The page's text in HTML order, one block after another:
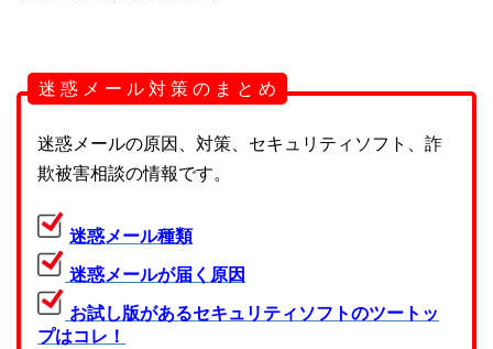
迷 惑 メ ー ル 対 策 の ま と め
迷惑メールの原因、対策、セキュリティソフト、詐
欺被害相談の情報です。
迷惑メール種類
迷惑メールが届く原因
お試し版があるセキュリティソフトのツートッ
プはコレ！